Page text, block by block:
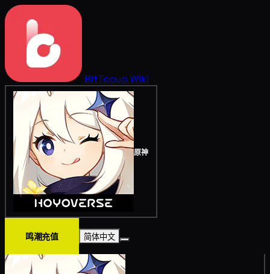
BitTopup Wiki
原神
鸣潮充值 简体中文